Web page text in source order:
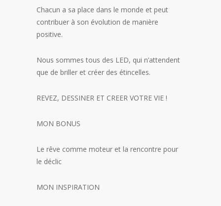
Chacun a sa place dans le monde et peut
contribuer à son évolution de manière
positive.
Nous sommes tous des LED, qui n’attendent
que de briller et créer des étincelles.
REVEZ, DESSINER ET CREER VOTRE VIE !
MON BONUS
Le rêve comme moteur et la rencontre pour
le déclic
MON INSPIRATION